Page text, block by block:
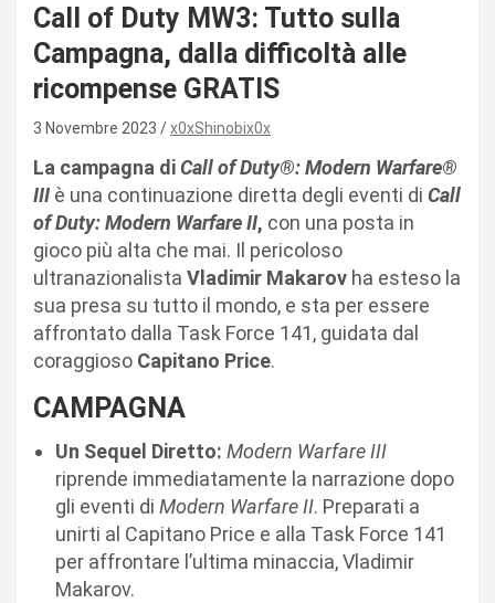
Call of Duty MW3: Tutto sulla
Campagna, dalla difficoltà alle
ricompense GRATIS
3 Novembre 2023 x0xShinobix0x
La campagna diCall of Duty®: Modern Warfare®
III è una continuazione diretta degli eventi di Call
of Duty: Modern Warfare II, con una posta in
gioco più alta che mai. Il pericoloso
ultranazionalista Vladimir Makarov ha esteso la
sua presa su tutto il mondo, e sta per essere
affrontato dalla Task Force 141, guidata dal
coraggioso Capitano Price.
CAMPAGNA
Un Sequel Diretto: Modern Warfare III
riprende immediatamente la narrazione dopo
gli eventi di Modern Warfare II. Preparati a
unirti al Capitano Price e alla Task Force 141
per affrontare l’ultima minaccia, Vladimir
Makarov.